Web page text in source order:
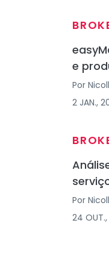
e
Por
2 JAN.,
Por
24